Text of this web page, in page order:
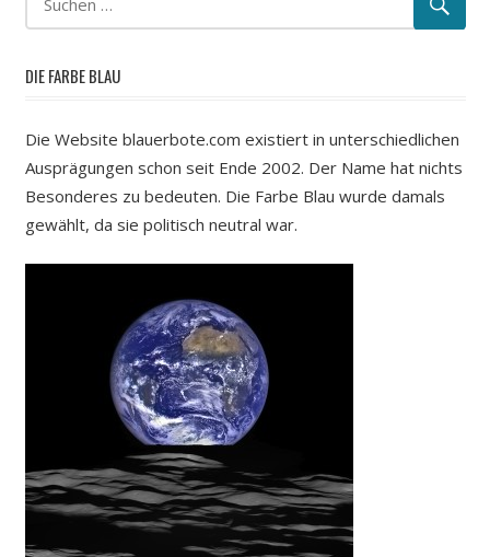
DIE FARBE BLAU
Die Website blauerbote.com existiert in unterschiedlichen
Ausprägungen schon seit Ende 2002. Der Name hat nichts
Besonderes zu bedeuten. Die Farbe Blau wurde damals
gewählt, da sie politisch neutral war.